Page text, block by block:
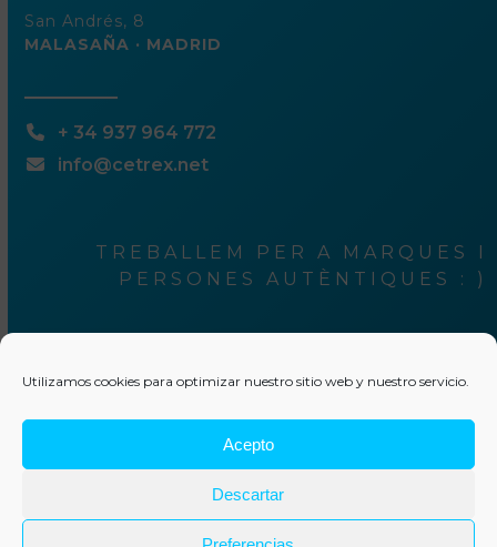
Utilizamos cookies para optimizar nuestro sitio web y nuestro servicio.
Acepto
Descartar
San Andrés, 8
MALASAÑA · MADRID
+ 34 937 964 772
info@cetrex.net
TREBALLEM PER A MARQUES I
PERSONES AUTÈNTIQUES : )
d’elles?
Escriu-nos unes línies